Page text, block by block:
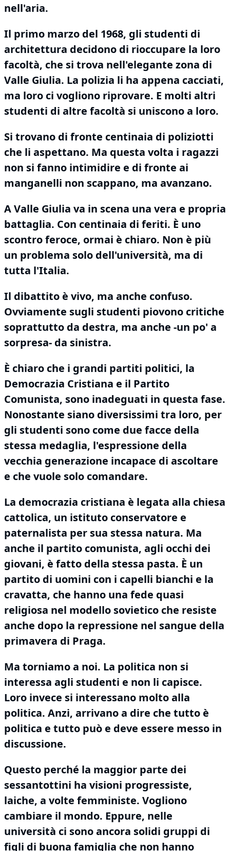
nell'aria.
Il primo marzo del 1968, gli studenti di
architettura decidono di rioccupare la loro
facoltà, che si trova nell'elegante zona di
Valle Giulia. La polizia li ha appena cacciati,
ma loro ci vogliono riprovare. E molti altri
studenti di altre facoltà si uniscono a loro.
Si trovano di fronte centinaia di poliziotti
che li aspettano. Ma questa volta i ragazzi
non si fanno intimidire e di fronte ai
manganelli non scappano, ma avanzano.
A Valle Giulia va in scena una vera e propria
battaglia. Con centinaia di feriti. È uno
scontro feroce, ormai è chiaro. Non è più
un problema solo dell'università, ma di
tutta l'Italia.
Il dibattito è vivo, ma anche confuso.
Ovviamente sugli studenti piovono critiche
soprattutto da destra, ma anche -un po' a
sorpresa- da sinistra.
È chiaro che i grandi partiti politici, la
Democrazia Cristiana e il Partito
Comunista, sono inadeguati in questa fase.
Nonostante siano diversissimi tra loro, per
gli studenti sono come due facce della
stessa medaglia, l'espressione della
vecchia generazione incapace di ascoltare
e che vuole solo comandare.
La democrazia cristiana è legata alla chiesa
cattolica, un istituto conservatore e
paternalista per sua stessa natura. Ma
anche il partito comunista, agli occhi dei
giovani, è fatto della stessa pasta. È un
partito di uomini con i capelli bianchi e la
cravatta, che hanno una fede quasi
religiosa nel modello sovietico che resiste
anche dopo la repressione nel sangue della
primavera di Praga.
Ma torniamo a noi. La politica non si
interessa agli studenti e non li capisce.
Loro invece si interessano molto alla
politica. Anzi, arrivano a dire che tutto è
politica e tutto può e deve essere messo in
discussione.
Questo perché la maggior parte dei
sessantottini ha visioni progressiste,
laiche, a volte femministe. Vogliono
cambiare il mondo. Eppure, nelle
università ci sono ancora solidi gruppi di
figli di buona famiglia che non hanno